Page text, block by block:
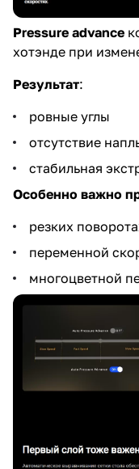
Pressure advance
хотэнде при
Результат:
ровные углы
отсутствие
стабильная
Особенно важно
резких
переменной
многоцветной